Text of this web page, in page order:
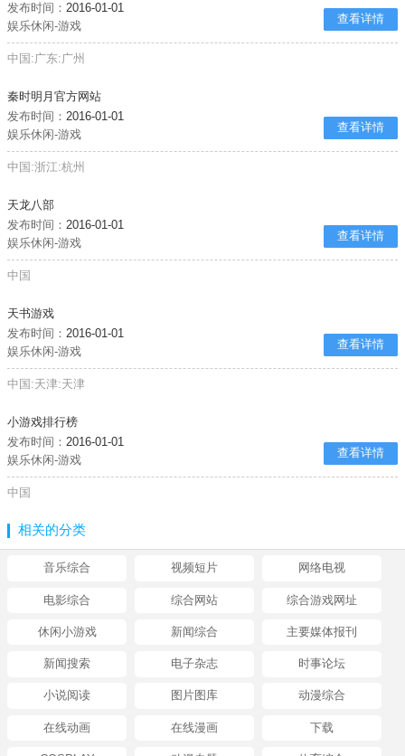
发布时间：2016-01-01
娱乐休闲-游戏
查看详情
中国:广东:广州
秦时明月官方网站
发布时间：2016-01-01
娱乐休闲-游戏
查看详情
中国:浙江:杭州
天龙八部
发布时间：2016-01-01
娱乐休闲-游戏
查看详情
中国
天书游戏
发布时间：2016-01-01
娱乐休闲-游戏
查看详情
中国:天津:天津
小游戏排行榜
发布时间：2016-01-01
娱乐休闲-游戏
查看详情
中国
相关的分类
音乐综合 视频短片 网络电视
电影综合 综合网站 综合游戏网址
休闲小游戏 新闻综合 主要媒体报刊
新闻搜索 电子杂志 时事论坛
小说阅读 图片图库 动漫综合
在线动画 在线漫画 下载